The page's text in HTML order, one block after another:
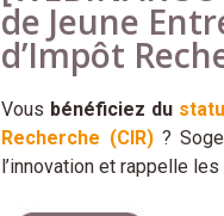
de Jeune
d’Impôt
Vous bénéficiez du
Recherche (CIR)?
l’innovation et rappelle